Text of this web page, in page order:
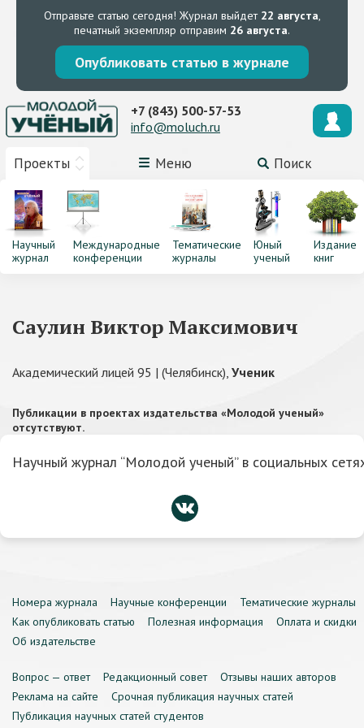
Отправьте статью сегодня! Журнал выйдет 22 августа,
печатный экземпляр отправим 26 августа.
Опубликовать статью в журнале
Проекты Меню Поиск
+7 (843) 500-57-53
info@moluch.ru
Научный
журнал
Международные
конференции
Тематические
журналы
Юный
ученый
Издание
книг
Саулин Виктор Максимович
Академический лицей 95 | (Челябинск), Ученик
Публикации в проектах издательства «Молодой ученый»
отсутствуют.
Научный журнал “Молодой ученый” в социальных
Номера журнала Научные конференции
Тематические журналы
Как опубликовать статью
Полезная информация
Оплата и скидки
Об издательстве
Вопрос — ответ Редакционный совет
Отзывы наших авторов
Реклама на сайте
Срочная публикация научных статей
Публикация научных статей студентов